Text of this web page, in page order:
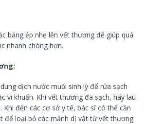
băng ép nhẹ lên vết thương để giúp quá
nhanh chóng hơn.
dịch nước muối sinh lý để rửa sạch
vi khuẩn. Khi vết thương đã sạch, hãy lau
Khi đến các cơ sở y tế, bác sĩ có thể cần
để loại bỏ các mảnh dị vật từ vết thương